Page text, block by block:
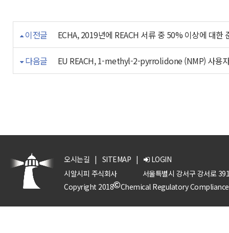
이전글 ECHA, 2019년에 REACH 서류 중 50% 이상에 대한
다음글 EU REACH, 1-methyl-2-pyrrolidone (NMP) 사용
오시는길 | SITEMAP |
LOGIN
시알시피 주식회사
서울특별시 강서구 강서로
Copyright 2018
Chemical Regulatory